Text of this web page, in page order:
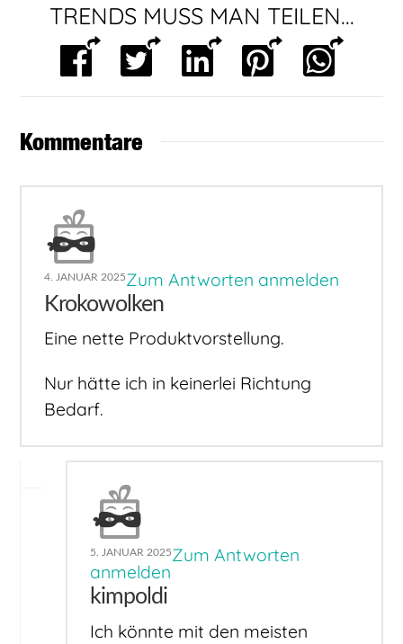
TRENDS MUSS MAN TEILEN...
Kommentare
4. JANUAR 2025Zum Antworten anmelden
Krokowolken
Eine nette Produktvorstellung.
Nur hätte ich in keinerlei Richtung
Bedarf.
5. JANUAR 2025Zum Antworten
anmelden
kimpoldi
Ich könnte mit den meisten